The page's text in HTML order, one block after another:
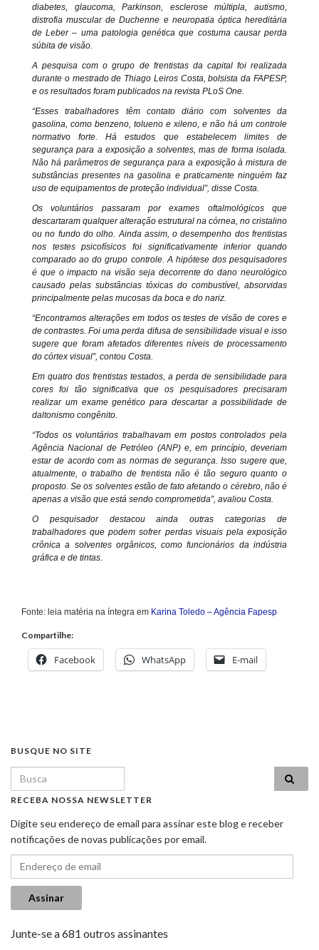
diabetes, glaucoma, Parkinson, esclerose múltipla, autismo,
distrofia muscular de Duchenne e neuropatia óptica hereditária
de Leber – uma patologia genética que costuma causar perda
súbita de visão.
A pesquisa com o grupo de frentistas da capital foi realizada
durante o mestrado de Thiago Leiros Costa, bolsista da FAPESP,
e os resultados foram publicados na revista PLoS One.
“Esses trabalhadores têm contato diário com solventes da
gasolina, como benzeno, tolueno e xileno, e não há um controle
normativo forte. Há estudos que estabelecem limites de
segurança para a exposição a solventes, mas de forma isolada.
Não há parâmetros de segurança para a exposição à mistura de
substâncias presentes na gasolina e praticamente ninguém faz
uso de equipamentos de proteção individual”, disse Costa.
Os voluntários passaram por exames oftalmológicos que
descartaram qualquer alteração estrutural na córnea, no cristalino
ou no fundo do olho. Ainda assim, o desempenho dos frentistas
nos testes psicofísicos foi significativamente inferior quando
comparado ao do grupo controle. A hipótese dos pesquisadores
é que o impacto na visão seja decorrente do dano neurológico
causado pelas substâncias tóxicas do combustível, absorvidas
principalmente pelas mucosas da boca e do nariz.
“Encontramos alterações em todos os testes de visão de cores e
de contrastes. Foi uma perda difusa de sensibilidade visual e isso
sugere que foram afetados diferentes níveis de processamento
do córtex visual”, contou Costa.
Em quatro dos frentistas testados, a perda de sensibilidade para
cores foi tão significativa que os pesquisadores precisaram
realizar um exame genético para descartar a possibilidade de
daltonismo congênito.
“Todos os voluntários trabalhavam em postos controlados pela
Agência Nacional de Petróleo (ANP) e, em princípio, deveriam
estar de acordo com as normas de segurança. Isso sugere que,
atualmente, o trabalho de frentista não é tão seguro quanto o
proposto. Se os solventes estão de fato afetando o cérebro, não é
apenas a visão que está sendo comprometida”, avaliou Costa.
O pesquisador destacou ainda outras categorias de
trabalhadores que podem sofrer perdas visuais pela exposição
crônica a solventes orgânicos, como funcionários da indústria
gráfica e de tintas.
Fonte: leia matéria na íntegra em Karina Toledo – Agência Fapesp
Compartilhe:
Facebook WhatsApp E-mail
BUSQUE NO SITE
Search for:
RECEBA NOSSA NEWSLETTER
Digite seu endereço de email para assinar este blog e receber
notificações de novas publicações por email.
Endereço de email
Assinar
Junte-se a 681 outros assinantes